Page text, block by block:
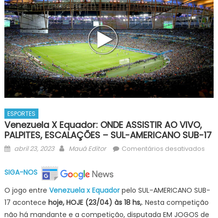
ESPORTES
Venezuela X Equador: ONDE ASSISTIR AO VIVO,
PALPITES, ESCALAÇÕES – SUL-AMERICANO SUB-17
Posted
abril 23, 2023 Author
Mauá Editor Comentários desativadosem
AO
SIGA-NOS
O jogo entre Venezuela x Equador pelo SUL-AMERICANO SUB-
17 acontece hoje, HOJE (23/04) às 18 hs,. Nesta competição
não há mandante e a competição, disputada EM JOGOS de